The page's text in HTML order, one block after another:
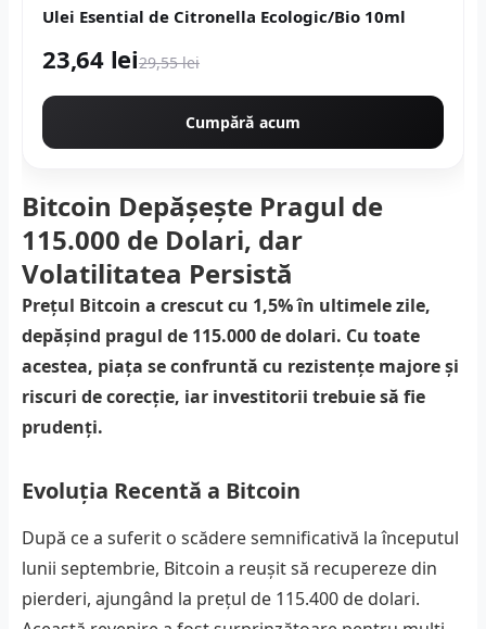
Ulei Esential de Citronella Ecologic/Bio 10ml
23,64 lei29,55 lei
Cumpără acum
Bitcoin Depășește Pragul de
115.000 de Dolari, dar
Volatilitatea Persistă
Prețul Bitcoin a crescut cu 1,5% în ultimele zile,
depășind pragul de 115.000 de dolari. Cu toate
acestea, piața se confruntă cu rezistențe majore și
riscuri de corecție, iar investitorii trebuie să fie
prudenți.
Evoluția Recentă a Bitcoin
După ce a suferit o scădere semnificativă la începutul
lunii septembrie, Bitcoin a reușit să recupereze din
pierderi, ajungând la prețul de 115.400 de dolari.